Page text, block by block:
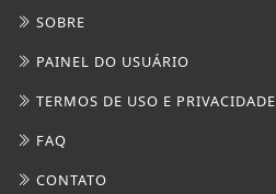
SOBRE
PAINEL DO USUÁRIO
TERMOS DE USO E PRIVACIDADE
FAQ
CONTATO